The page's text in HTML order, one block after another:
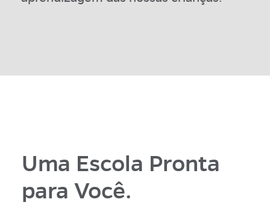
Uma Escola Pronta
para Você.